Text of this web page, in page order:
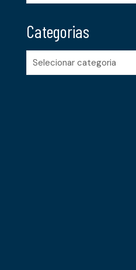
Categorias
Categorias